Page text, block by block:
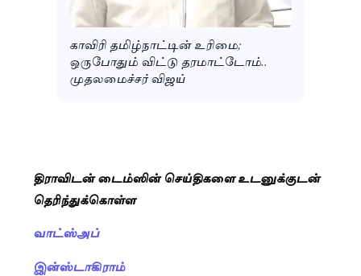
காவிரி தமிழ்நாட்டின் உரிமை;
ஒருபோதும் விட்டு தரமாட்டோம்..
முதலமைச்சர் விஜய்
திராவிடன் டைம்ஸின் செய்திகளை உடனுக்குடன்
தெரிந்துக்கொள்ள
வாட்ஸ்அப்
இன்ஸ்டாகிராம்